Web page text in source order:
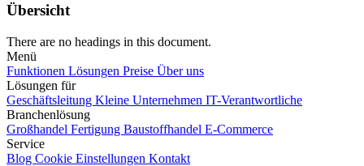
Übersicht
There are no headings in this document.
Menü
Funktionen Lösungen Preise Über uns
Lösungen für
Geschäftsleitung Kleine Unternehmen IT-Verantwortliche
Branchenlösung
Großhandel Fertigung Baustoffhandel E-Commerce
Service
Blog Cookie Einstellungen Kontakt